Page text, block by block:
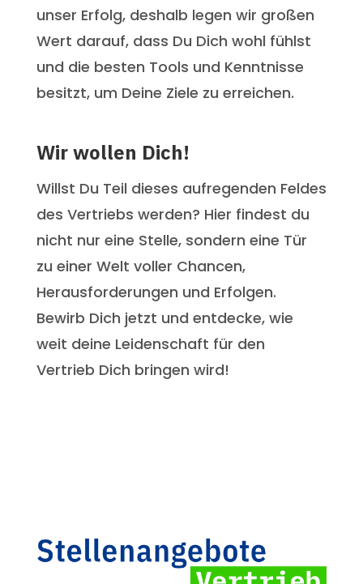
unser Erfolg, deshalb legen wir großen
Wert darauf, dass Du Dich wohl fühlst
und die besten Tools und Kenntnisse
besitzt, um Deine Ziele zu erreichen.
Wir wollen Dich!
Willst Du Teil dieses aufregenden Feldes
des Vertriebs werden? Hier findest du
nicht nur eine Stelle, sondern eine Tür
zu einer Welt voller Chancen,
Herausforderungen und Erfolgen.
Bewirb Dich jetzt und entdecke, wie
weit deine Leidenschaft für den
Vertrieb Dich bringen wird!